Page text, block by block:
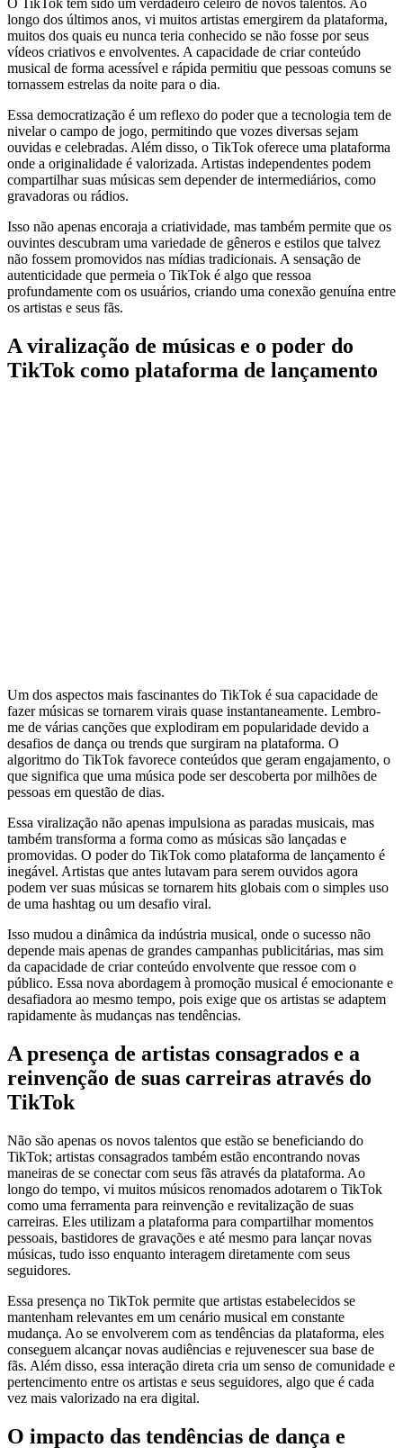
O TikTok tem sido um verdadeiro celeiro de novos talentos. Ao
longo dos últimos anos, vi muitos artistas emergirem da plataforma,
muitos dos quais eu nunca teria conhecido se não fosse por seus
vídeos criativos e envolventes. A capacidade de criar conteúdo
musical de forma acessível e rápida permitiu que pessoas comuns se
tornassem estrelas da noite para o dia.
Essa democratização é um reflexo do poder que a tecnologia tem de
nivelar o campo de jogo, permitindo que vozes diversas sejam
ouvidas e celebradas. Além disso, o TikTok oferece uma plataforma
onde a originalidade é valorizada. Artistas independentes podem
compartilhar suas músicas sem depender de intermediários, como
gravadoras ou rádios.
Isso não apenas encoraja a criatividade, mas também permite que os
ouvintes descubram uma variedade de gêneros e estilos que talvez
não fossem promovidos nas mídias tradicionais. A sensação de
autenticidade que permeia o TikTok é algo que ressoa
profundamente com os usuários, criando uma conexão genuína entre
os artistas e seus fãs.
A viralização de músicas e o poder do
TikTok como plataforma de lançamento
Um dos aspectos mais fascinantes do TikTok é sua capacidade de
fazer músicas se tornarem virais quase instantaneamente. Lembro-
me de várias canções que explodiram em popularidade devido a
desafios de dança ou trends que surgiram na plataforma. O
algoritmo do TikTok favorece conteúdos que geram engajamento, o
que significa que uma música pode ser descoberta por milhões de
pessoas em questão de dias.
Essa viralização não apenas impulsiona as paradas musicais, mas
também transforma a forma como as músicas são lançadas e
promovidas. O poder do TikTok como plataforma de lançamento é
inegável. Artistas que antes lutavam para serem ouvidos agora
podem ver suas músicas se tornarem hits globais com o simples uso
de uma hashtag ou um desafio viral.
Isso mudou a dinâmica da indústria musical, onde o sucesso não
depende mais apenas de grandes campanhas publicitárias, mas sim
da capacidade de criar conteúdo envolvente que ressoe com o
público. Essa nova abordagem à promoção musical é emocionante e
desafiadora ao mesmo tempo, pois exige que os artistas se adaptem
rapidamente às mudanças nas tendências.
A presença de artistas consagrados e a
reinvenção de suas carreiras através do
TikTok
Não são apenas os novos talentos que estão se beneficiando do
TikTok; artistas consagrados também estão encontrando novas
maneiras de se conectar com seus fãs através da plataforma. Ao
longo do tempo, vi muitos músicos renomados adotarem o TikTok
como uma ferramenta para reinvenção e revitalização de suas
carreiras. Eles utilizam a plataforma para compartilhar momentos
pessoais, bastidores de gravações e até mesmo para lançar novas
músicas, tudo isso enquanto interagem diretamente com seus
seguidores.
Essa presença no TikTok permite que artistas estabelecidos se
mantenham relevantes em um cenário musical em constante
mudança. Ao se envolverem com as tendências da plataforma, eles
conseguem alcançar novas audiências e rejuvenescer sua base de
fãs. Além disso, essa interação direta cria um senso de comunidade e
pertencimento entre os artistas e seus seguidores, algo que é cada
vez mais valorizado na era digital.
O impacto das tendências de dança e